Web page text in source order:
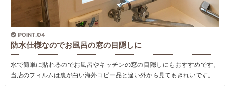
POINT.04
防水仕様なのでお風呂の窓の目隠しに
水で簡単に貼れるのでお風呂やキッチンの窓の目隠しにもおすすめです。
当店のフィルムは裏が白い海外コピー品と違い外から見てもきれいです。